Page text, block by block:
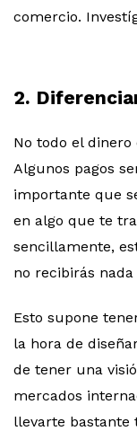
comercio.
2.
No todo el
Algunos pagos
importante que
en algo que te
sencillamente,
no recibirás
Esto supone
la hora de
de tener una
mercados
llevarte bastante